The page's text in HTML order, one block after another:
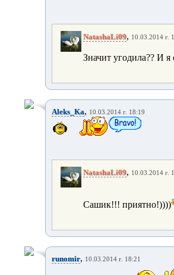
NatashaLi09, 10.03.2014 г.
Значит угодила?? И я
Aleks_Ka, 10.03.2014 г. 18:19
NatashaLi09, 10.03.2014 г.
Сашик!!! приятно!))))
runomir, 10.03.2014 г. 18:21